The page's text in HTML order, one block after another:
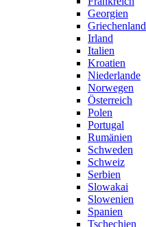
Georgien
Griechenland
Irland
Italien
Kroatien
Niederlande
Norwegen
Österreich
Polen
Portugal
Rumänien
Schweden
Schweiz
Serbien
Slowakai
Slowenien
Spanien
Tschechien